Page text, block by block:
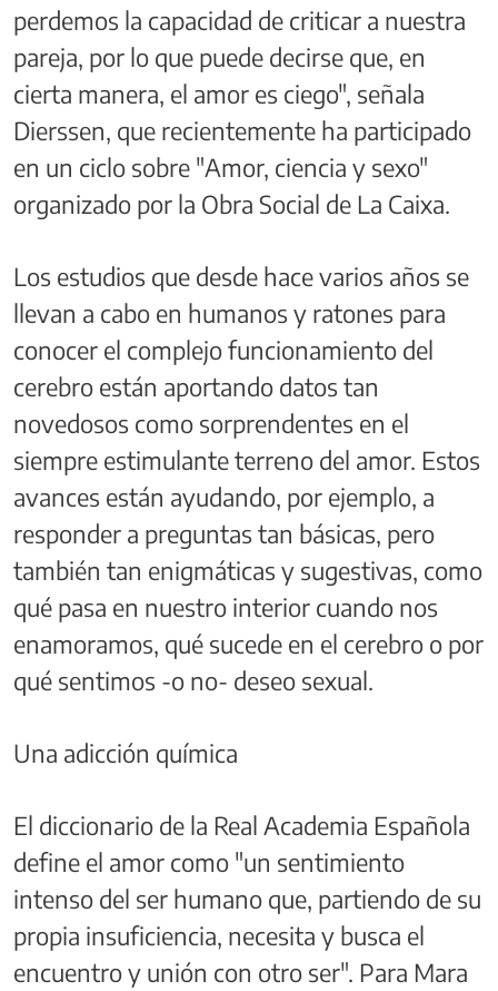
perdemos la capacidad de criticar a nuestra
pareja, por lo que puede decirse que, en
cierta manera, el amor es ciego", señala
Dierssen, que recientemente ha participado
en un ciclo sobre "Amor, ciencia y sexo"
organizado por la Obra Social de La Caixa.
Los estudios que desde hace varios años se
llevan a cabo en humanos y ratones para
conocer el complejo funcionamiento del
cerebro están aportando datos tan
novedosos como sorprendentes en el
siempre estimulante terreno del amor. Estos
avances están ayudando, por ejemplo, a
responder a preguntas tan básicas, pero
también tan enigmáticas y sugestivas, como
qué pasa en nuestro interior cuando nos
enamoramos, qué sucede en el cerebro o por
qué sentimos -o no- deseo sexual.
Una adicción química
El diccionario de la Real Academia Española
define el amor como "un sentimiento
intenso del ser humano que, partiendo de su
propia insuficiencia, necesita y busca el
encuentro y unión con otro ser". Para Mara